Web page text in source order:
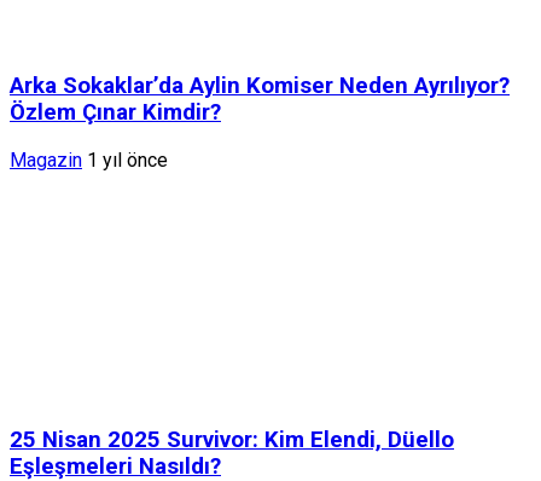
Arka Sokaklar’da Aylin Komiser Neden Ayrılıyor?
Özlem Çınar Kimdir?
Magazin 1 yıl önce
25 Nisan 2025 Survivor: Kim Elendi, Düello
Eşleşmeleri Nasıldı?